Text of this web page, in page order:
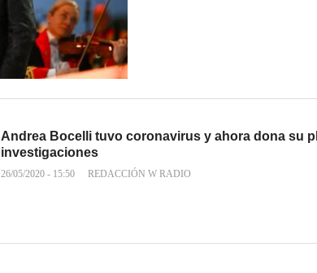
Andrea Bocelli tuvo coronavirus y ahora dona su
investigaciones
26/05/2020 - 15:50 REDACCIÓN W RADIO